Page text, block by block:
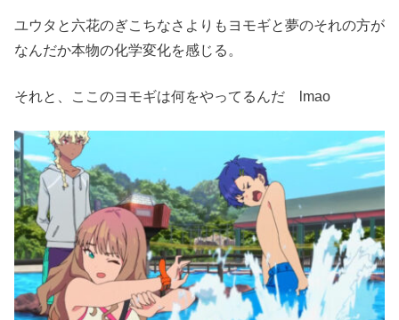
ユウタと六花のぎこちなさよりもヨモギと夢のそれの方が
なんだか本物の化学変化を感じる。
それと、ここのヨモギは何をやってるんだ lmao